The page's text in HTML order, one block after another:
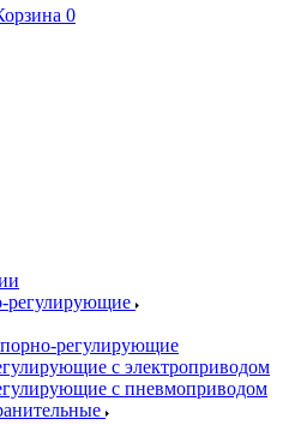
0
регулирующие
регулирующие
с электроприводом
с пневмоприводом